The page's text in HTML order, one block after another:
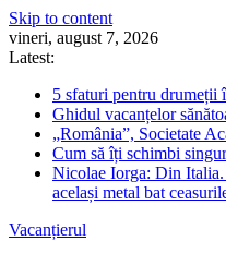
Skip to content
vineri, august 7, 2026
Latest:
5 sfaturi pentru drumeții
Ghidul vacanțelor
„România”, Societate
Cum să îți schimbi
Nicolae Iorga: Din
același metal bat
Vacanțierul